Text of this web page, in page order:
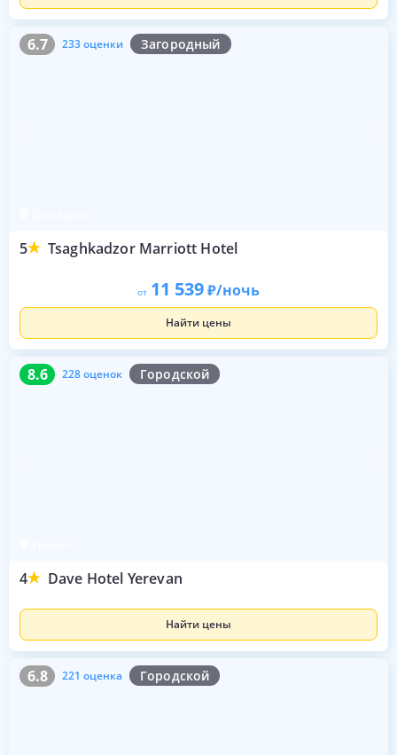
6.7 233 оценки Загородный
5 Tsaghkadzor Marriott Hotel
6.7 233 оценки
от 11 539 /ночь
Найти цены
8.6 228 оценок Городской
4 Dave Hotel Yerevan
8.6 228 оценок
Найти цены
6.8 221 оценка Городской
6.8 221 оценка